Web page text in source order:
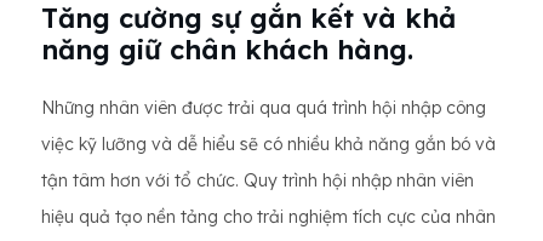
Tăng cường sự gắn kết và khả
năng giữ chân khách hàng.
Những nhân viên được trải qua quá trình hội nhập công
việc kỹ lưỡng và dễ hiểu sẽ có nhiều khả năng gắn bó và
tận tâm hơn với tổ chức. Quy trình hội nhập nhân viên
hiệu quả tạo nền tảng cho trải nghiệm tích cực của nhân